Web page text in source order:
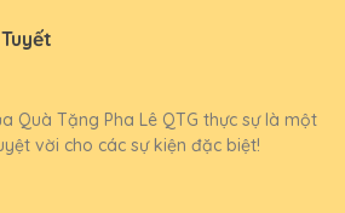
Quà Tặng Pha Lê QTG thực sự là một
vời cho các sự kiện đặc biệt!